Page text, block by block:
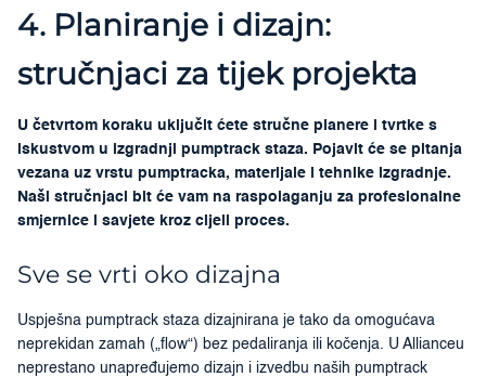
4. Planiranje i dizajn:
stručnjaci za tijek projekta
U četvrtom koraku uključit ćete stručne planere i tvrtke s
iskustvom u izgradnji pumptrack staza. Pojavit će se pitanja
vezana uz vrstu pumptracka, materijale i tehnike izgradnje.
Naši stručnjaci bit će vam na raspolaganju za profesionalne
smjernice i savjete kroz cijeli proces.
Sve se vrti oko dizajna
Uspješna pumptrack staza dizajnirana je tako da omogućava
neprekidan zamah („flow“) bez pedaliranja ili kočenja. U Allianceu
neprestano unapređujemo dizajn i izvedbu naših pumptrack